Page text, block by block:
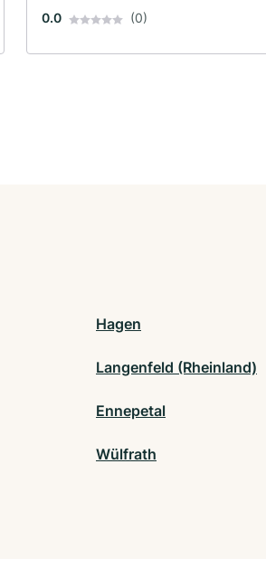
0.0 (0)
Hagen
Langenfeld (Rheinland)
Ennepetal
Wülfrath